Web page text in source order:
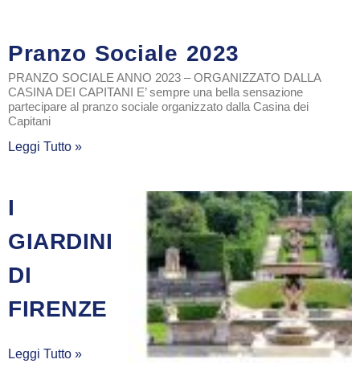
Pranzo Sociale 2023
PRANZO SOCIALE ANNO 2023 – ORGANIZZATO DALLA
CASINA DEI CAPITANI E’ sempre una bella sensazione
partecipare al pranzo sociale organizzato dalla Casina dei
Capitani
Leggi Tutto »
I
GIARDINI
DI
FIRENZE
Leggi Tutto »